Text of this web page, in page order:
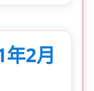
2月